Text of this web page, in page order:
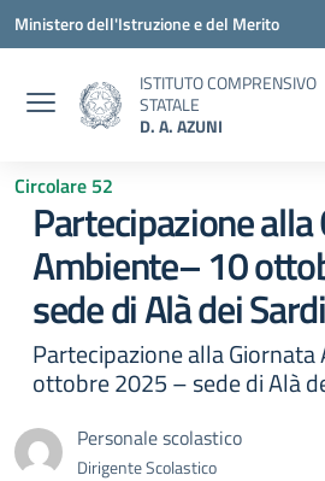
Vai ai contenuti
Vai al menu di navigazione
Vai al footer
Ministero dell'Istruzione e del Merito
ISTITUTO COMPRENSIVO
STATALE
D. A. AZUNI
Circolare 52
Partecipazione
Ambiente– 10
sede di Alà dei Sardi
Partecipazione alla
ottobre 2025 – sede di Alà
Personale scolastico
Dirigente Scolastico